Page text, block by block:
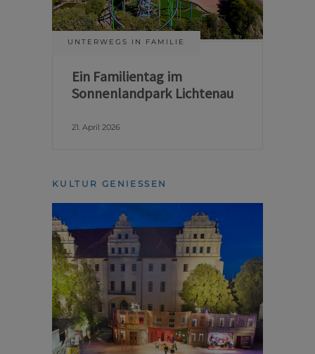
UNTERWEGS IN FAMILIE
Ein Familientag im
Sonnenlandpark Lichtenau
21. April 2026
KULTUR GENIESSEN